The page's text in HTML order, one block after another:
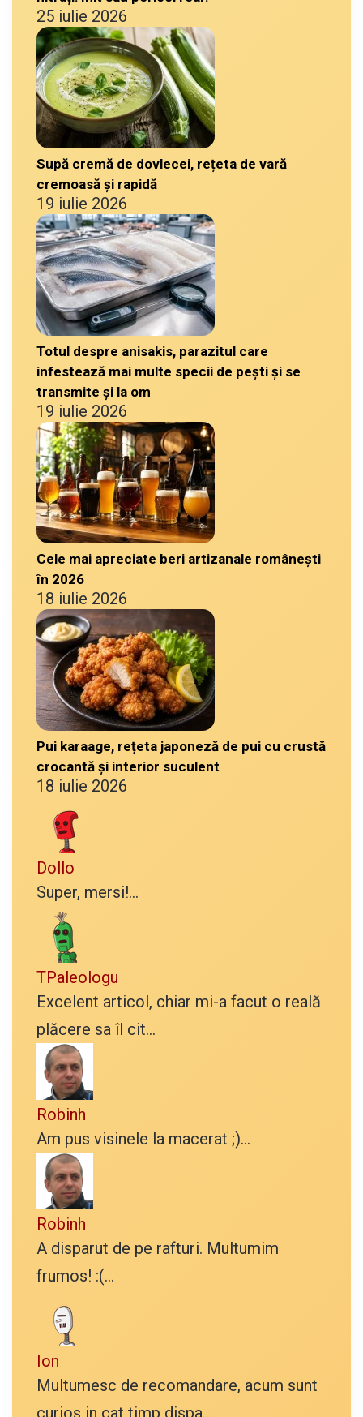
25 iulie 2026
Supă cremă de dovlecei, rețeta de vară
cremoasă și rapidă
19 iulie 2026
Totul despre anisakis, parazitul care
infestează mai multe specii de pești și se
transmite și la om
19 iulie 2026
Cele mai apreciate beri artizanale românești
în 2026
18 iulie 2026
Pui karaage, rețeta japoneză de pui cu crustă
crocantă și interior suculent
18 iulie 2026
Dollo
Super, mersi!...
TPaleologu
Excelent articol, chiar mi-a facut o reală
plăcere sa îl cit...
Robinh
Am pus visinele la macerat ;)...
Robinh
A disparut de pe rafturi. Multumim
frumos! :(...
Ion
Multumesc de recomandare, acum sunt
curios in cat timp dispa...